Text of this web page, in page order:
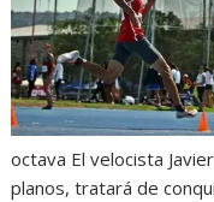
octava El velocista
planos, tratará de